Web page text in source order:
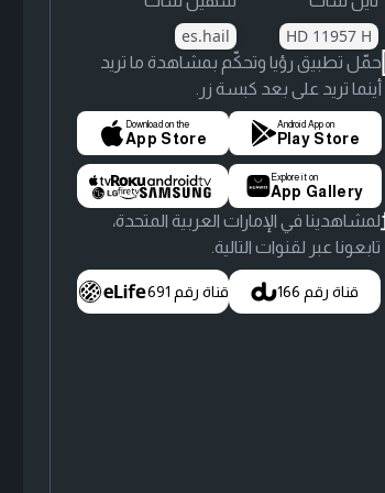
HD 11957 H
es.hail
حمّل تطبيق رؤيا وتحكّم بمشاهدة ما تريد
أينما تريد على بعد كبسة زر.
Android App on
Play Store
Download on the
App Store
Explore it on
App Gallery
لمشاهدينا في الإمارات العربية المتحدة،
تابعونا عبر لقنوات التالية.
قناة رقم 166 قناة رقم 691